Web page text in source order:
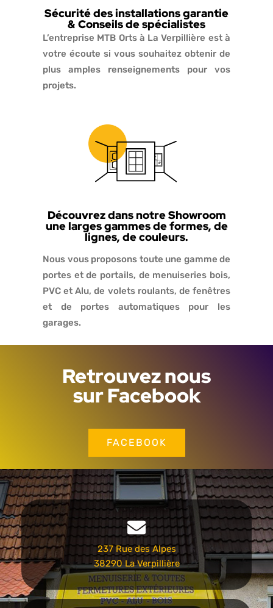
Sécurité des installations garantie
& Conseils de spécialistes
L’entreprise MTB Orts à La Verpillière est à
votre écoute si vous souhaitez obtenir de
plus amples renseignements pour vos
projets.
Découvrez dans notre Showroom
une larges gammes de formes, de
lignes, de couleurs.
Nous vous proposons toute une gamme de
portes et de portails, de menuiseries bois,
PVC et Alu, de volets roulants, de fenêtres
et de portes automatiques pour les
garages.
Retrouvez nous
sur Facebook
FACEBOOK
237 Rue des Alpes
38290 La Verpillière